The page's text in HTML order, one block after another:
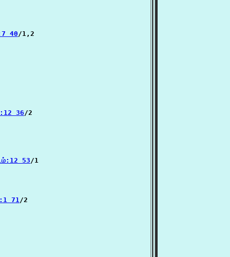
40/1,2
36/2
53/1
71/2